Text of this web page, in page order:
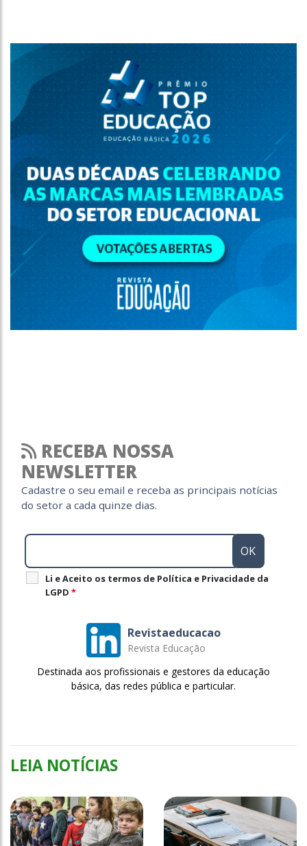
RECEBA NOSSA
NEWSLETTER
Cadastre o seu email e receba as principais notícias
do setor a cada quinze dias.
Li e Aceito os termos de Política e Privacidade da
LGPD *
Revistaeducacao
Revista Educação
Destinada aos profissionais e gestores da educação
básica, das redes pública e particular.
LEIA NOTÍCIAS